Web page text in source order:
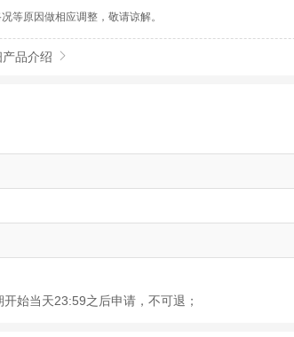
等原因做相应调整，敬请谅解。
品介绍 
始当天23:59之后申请，不可退；